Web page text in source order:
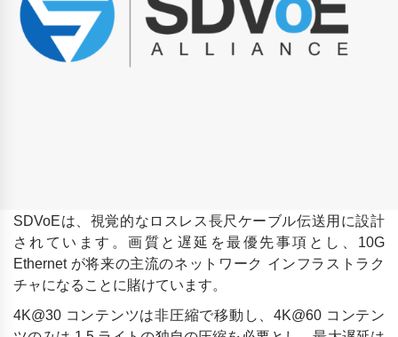
SDVoEは、視覚的なロスレス長尺ケーブル伝送用に設計
されています。画質と遅延を最優先事項とし、10G
Ethernet が将来の主流のネットワーク インフラストラク
チャになることに賭けています。
4K@30 コンテンツは非圧縮で移動し、4K@60 コンテン